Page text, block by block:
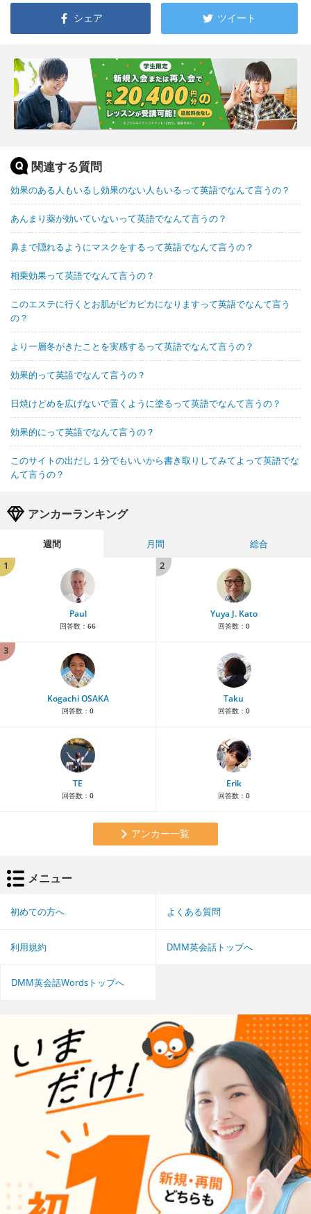
シェア ツイート
関連する質問
効果のある人もいるし効果のない人もいるって英語でなんて言うの？
あんまり薬が効いていないって英語でなんて言うの？
鼻まで隠れるようにマスクをするって英語でなんて言うの？
相乗効果って英語でなんて言うの？
このエステに行くとお肌がピカピカになりますって英語でなんて言う
の？
より一層冬がきたことを実感するって英語でなんて言うの？
効果的って英語でなんて言うの？
日焼けどめを広げないで置くように塗るって英語でなんて言うの？
効果的にって英語でなんて言うの？
このサイトの出だし１分でもいいから書き取りしてみてよって英語でな
んて言うの？
アンカーランキング
週間 月間
総合
1
Paul
回答数： 66
2
Yuya J. Kato
回答数： 0
3
Kogachi OSAKA
回答数： 0
Taku
回答数： 0
TE
回答数： 0
Erik
回答数： 0
アンカー一覧
メニュー
初めての方へ よくある質問
利用規約 DMM英会話トップへ
DMM英会話Wordsトップへ